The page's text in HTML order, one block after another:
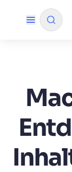
NACH QUELLE
✨ Wie wird
unsere
✨ Wie